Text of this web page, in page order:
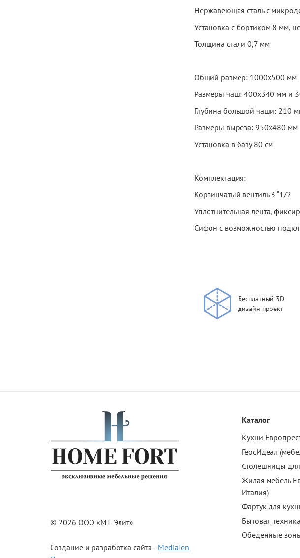
Нержавеющая сталь с
Установка с бортиком 8 мм,
Толщина стали 0,7 мм
Общий размер: 1000х500 мм
Размеры чаш: 400х340 мм и
Глубина большой чаши: 210
Размеры выреза: 950х480 мм
Установка в базу 80 см
Комплектация:
Корзинчатый вентиль 3 “1/2
Уплотнительная лента,
Сифон с возможностью
Бесплатный 3D
дизайн проект
© 2026 ООО «МТ-Элит»
Создание и разработка сайта - MediaTen
Каталог
Кухни
ГеосИдеал
Столешницы
Жилая мебель
Италия)
Фартук для
Бытовая техника
Обеденные